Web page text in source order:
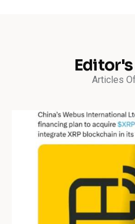
Articles